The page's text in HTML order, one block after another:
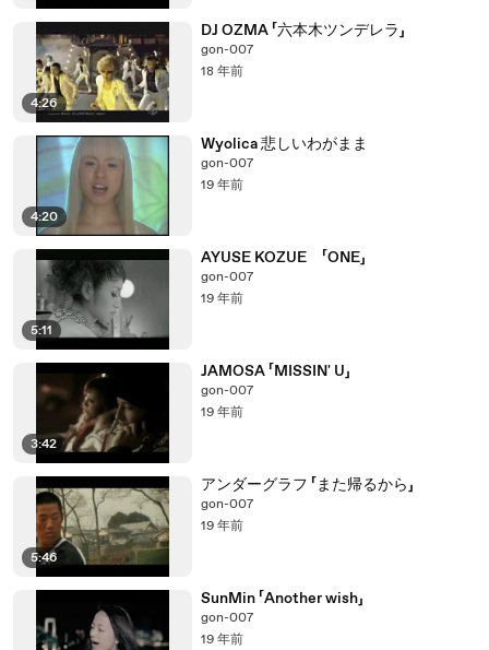
4:26
DJ OZMA 「六本木ツンデレラ」
gon-007
18 年前
4:20
Wyolica 悲しいわがまま
gon-007
19 年前
5:11
AYUSE KOZUE 「ONE」
gon-007
19 年前
3:42
JAMOSA 「MISSIN' U」
gon-007
19 年前
5:46
アンダーグラフ 「また帰るから」
gon-007
19 年前
SunMin 「Another wish」
gon-007
19 年前